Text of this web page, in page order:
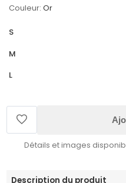
Couleur: Or
S
M
L
Détails et images
Description du produit